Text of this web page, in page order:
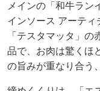
メインの「和牛ラン
インソース アーティ
「テスタマッタ」
品で、お肉は驚くほ
の旨みが重なり合う